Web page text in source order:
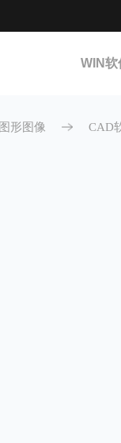
WIN软
图形图像 CAD